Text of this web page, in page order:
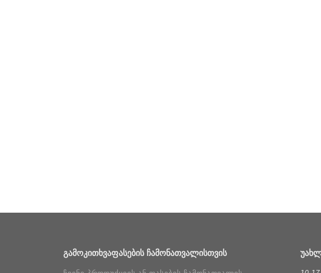
ᲒᲐᲛᲝᲙᲘᲗᲮᲕᲐᲤᲐᲡᲔᲑᲘᲡ ᲩᲐᲛᲝᲜᲐᲗᲕᲐᲚᲘᲡᲗᲕᲘᲡ